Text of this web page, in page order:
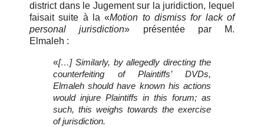
district dans le Jugement sur la juridiction, lequel
faisait suite à la «Motion to dismiss for lack of
personal jurisdiction» présentée par M.
Elmaleh :
«[…] Similarly, by allegedly directing the
counterfeiting of Plaintiffs’ DVDs,
Elmaleh should have known his actions
would injure Plaintiffs in this forum; as
such, this weighs towards the exercise
of jurisdiction.